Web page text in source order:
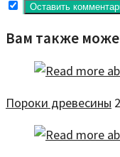
Вам также
Пороки древесины